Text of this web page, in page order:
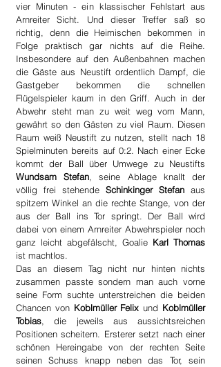
vier Minuten - ein klassischer Fehlstart aus
Arnreiter Sicht. Und dieser Treffer saß so
richtig, denn die Heimischen bekommen in
Folge praktisch gar nichts auf die Reihe.
Insbesondere auf den Außenbahnen machen
die Gäste aus Neustift ordentlich Dampf, die
Gastgeber bekommen die schnellen
Flügelspieler kaum in den Griff. Auch in der
Abwehr steht man zu weit weg vom Mann,
gewährt so den Gästen zu viel Raum. Diesen
Raum weiß Neustift zu nutzen, stellt nach 18
Spielminuten bereits auf 0:2. Nach einer Ecke
Wundsam Stefan, seine Ablage knallt der
völlig frei stehende Schinkinger Stefan aus
spitzem Winkel an die rechte Stange, von der
aus der Ball ins Tor springt. Der Ball wird
dabei von einem Arnreiter Abwehrspieler noch
ganz leicht abgefälscht, Goalie Karl Thomas
ist machtlos.
Das an diesem Tag nicht nur hinten nichts
zusammen passte sondern man auch vorne
seine Form suchte unterstreichen die beiden
Chancen von Koblmüller Felix und Koblmüller
Tobias, die jeweils aus aussichtsreichen
Positionen scheitern. Ersterer setzt nach einer
schönen Hereingabe von der rechten Seite
seinen Schuss knapp neben das Tor, sein